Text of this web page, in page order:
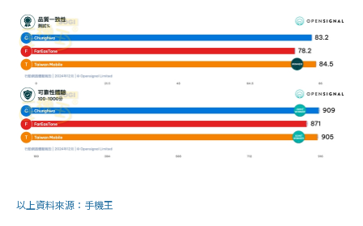
以上資料來源： 手機王